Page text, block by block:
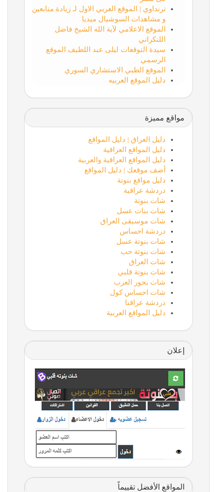
ترنداوي | الموقع العربي الاول لـ زيادة متابعين
و مشاهدات السوشيال ميديا
الموقع الاعلامي لآية الله الشيخ فاضل
اللنكراني
سيدة التوقعات ليلى عبد اللطيف الموقع
الرسمي
الموقع الطبي الاستشاري السوري
دليل الموقع العربيه
مواقع مميزة
دليل العراق | دليل المواقع
دليل المواقع العراقية
دليل المواقع العراقية والعربية
أضف موقعك | دليل المواقع
دليل مواقع بنوتة
دردشة عراقية
شات بنوتة
شات بنات عسل
شات موسيقى العراق
دردشة احساس
شات بنوتة عسل
شات بنوتة حب
شات العراق
شات بنوتة قلبي
شات بحور العرب
شات احساس كول
دردشة عراقنا
دليل المواقع العربية
إعلان
المواقع الأفضل تقييماً